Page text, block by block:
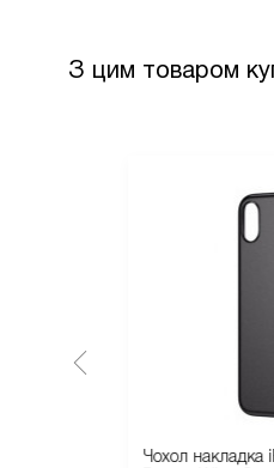
З цим товаром
Чохол накладка